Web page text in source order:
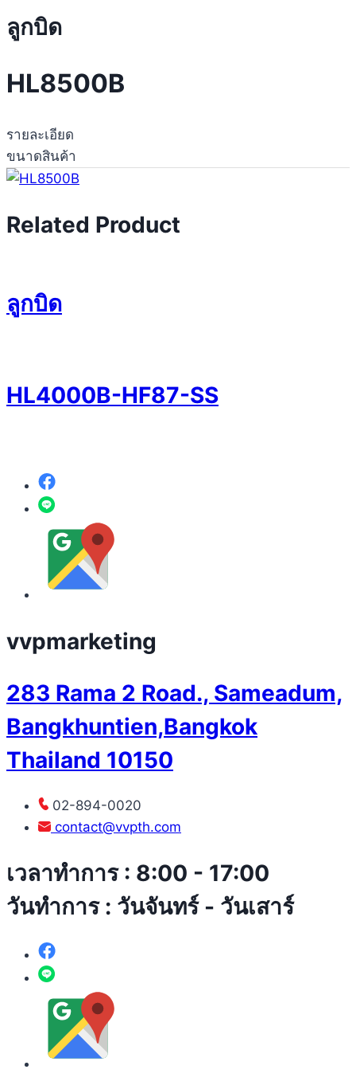
ลูกบิด
HL8500B
รายละเอียด
ขนาดสินค้า
Related Product
ลูกบิด
HL4000B-HF87-SS
vvpmarketing
283 Rama 2 Road., Sameadum,
Bangkhuntien,Bangkok
Thailand 10150
02-894-0020
contact@vvpth.com
เวลาทำการ : 8:00 - 17:00
วันทำการ : วันจันทร์ - วันเสาร์